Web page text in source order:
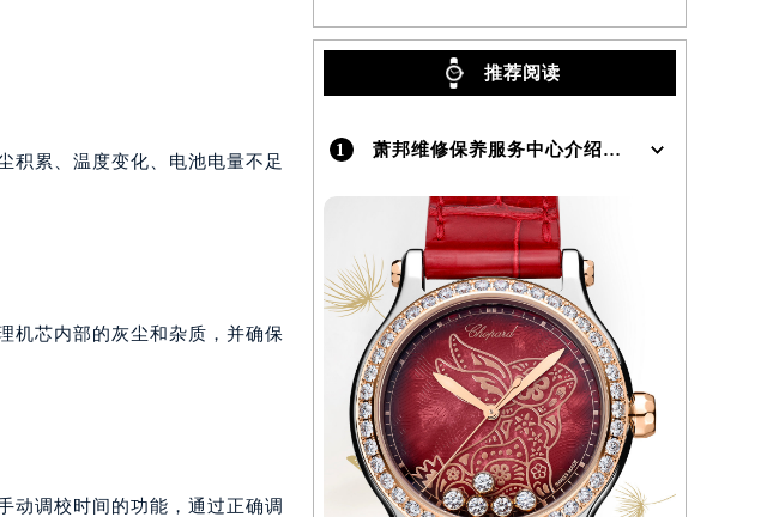
10层13室（需提前预约）
提前预约）
提前预约）
）
积累、温度变化、电池电量不足
机芯内部的灰尘和杂质，并确保
动调校时间的功能，通过正确调
推荐阅读
1 萧邦维修保养服务中心介绍 | Chopard